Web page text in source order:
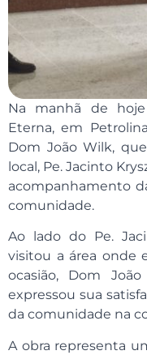
Na manhã de
Eterna, em
Dom João Wilk,
local, Pe. Jacinto
acompanhamento
comunidade.
Ao lado do Pe.
visitou a área onde
ocasião, Dom
expressou sua
da comunidade na
A obra representa